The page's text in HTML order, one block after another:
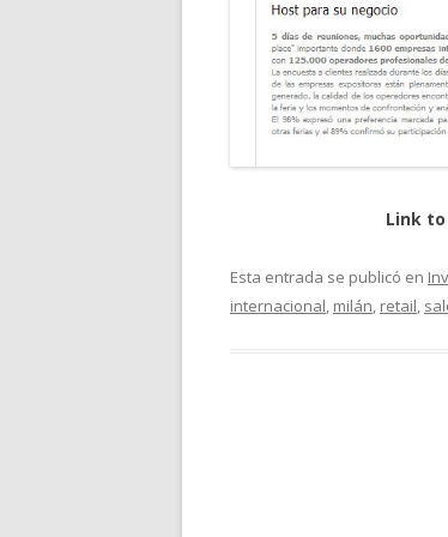
Link to
Esta entrada se publicó en
internacional, milán, retail,